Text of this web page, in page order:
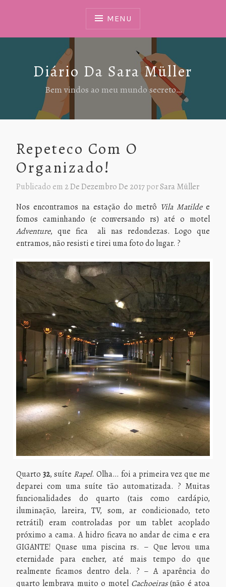
MENU
Diário Da Sara Müller
Bem vindos ao meu mundo secreto…
Repeteco Com O
Organizado!
Publicado em 2 De Dezembro De 2017porSara Müller
Nos encontramos na estação do metrô Vila Matildee
fomos caminhando (e conversando rs) até o motel
Adventure, que fica ali nas redondezas. Logo que
entramos, não resisti e tirei uma foto do lugar. ?
Quarto32, suíte Rapel. Olha… foi a primeira vez que me
deparei com uma suíte tão automatizada. ? Muitas
funcionalidades do quarto (tais como cardápio,
iluminação, lareira, TV, som, ar condicionado, teto
retrátil) eram controladas por um tablet acoplado
próximo a cama. A hidro ficava no andar de cima e era
GIGANTE! Quase uma piscina rs. – Que levou uma
eternidade para encher, até mais tempo do que
realmente ficamos dentro dela. ? – A aparência do
quarto lembrava muito o motel Cachoeiras(não é atoa